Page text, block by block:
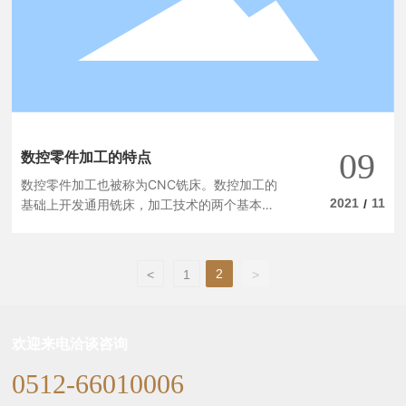
数控零件加工的特点
数控零件加工也被称为CNC铣床。数控加工的
基础上开发通用铣床，加工技术的两个基本相
09
2021 / 11
< 1 2 >
0512-66010006